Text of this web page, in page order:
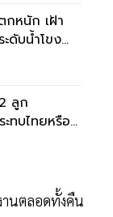
กหนัก เฝ้า
ดับน้ำโขง
ลูก
ทบไทยหรือ
านตลอดทั้งคืน